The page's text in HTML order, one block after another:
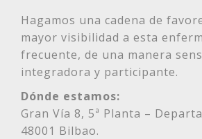
Hagamos una cadena de
mayor visibilidad a esta
frecuente, de una manera
integradora y participante.
Dónde estamos:
Gran Vía 8, 5ª Planta –
48001 Bilbao.